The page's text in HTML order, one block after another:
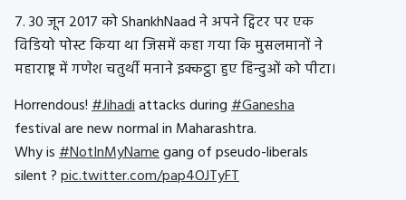
7. 30 जून 2017 को ShankhNaad ने अपने ट्विटर पर एक
विडियो पोस्ट किया था जिसमें कहा गया कि मुसलमानों ने
महाराष्ट्र में गणेश चतुर्थी मनाने इक्कट्ठा हुए हिन्दुओं को पीटा।
Horrendous!#Jihadiattacks during#Ganesha
festival are new normal in Maharashtra.
Why is#NotInMyNamegang of pseudo-liberals
silent ?pic.twitter.com/pap4OJTyFT